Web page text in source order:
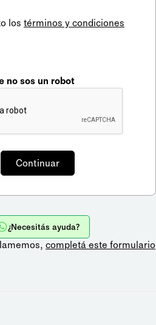
los términos y condiciones
no sos un robot
¿Necesitás ayuda?
completá este formulario